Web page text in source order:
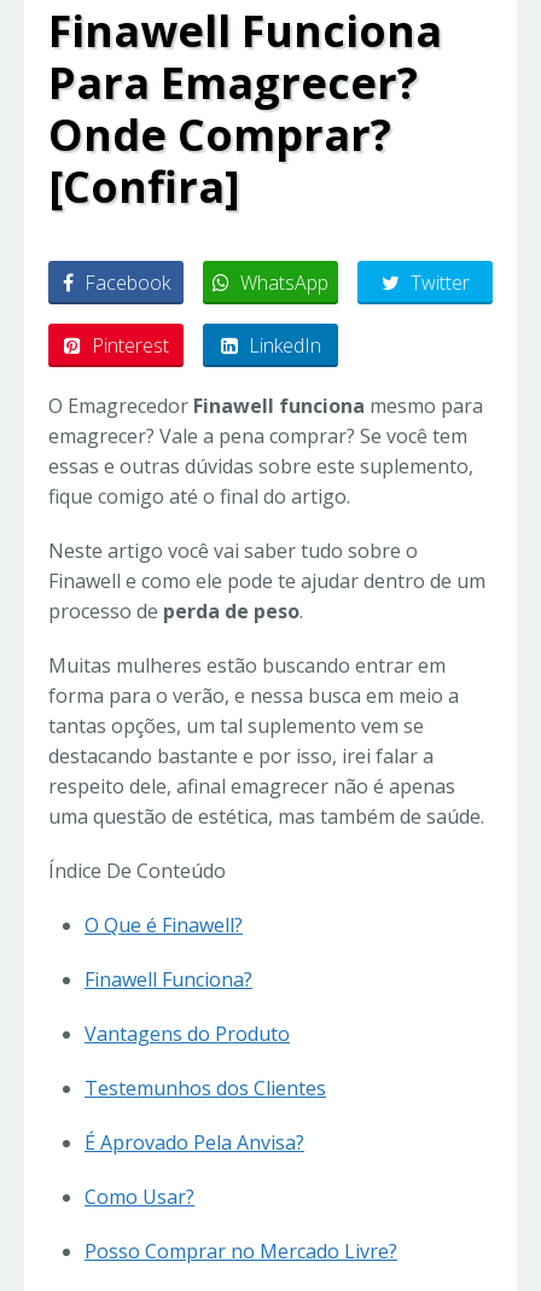
Finawell Funciona
Para Emagrecer?
Onde Comprar?
[Confira]
Facebook WhatsApp Twitter
Pinterest LinkedIn
O Emagrecedor Finawell funciona mesmo para
emagrecer? Vale a pena comprar? Se você tem
essas e outras dúvidas sobre este suplemento,
fique comigo até o final do artigo.
Neste artigo você vai saber tudo sobre o
Finawell e como ele pode te ajudar dentro de um
processo de perda de peso.
Muitas mulheres estão buscando entrar em
forma para o verão, e nessa busca em meio a
tantas opções, um tal suplemento vem se
destacando bastante e por isso, irei falar a
respeito dele, afinal emagrecer não é apenas
uma questão de estética, mas também de saúde.
Índice De Conteúdo
O Que é Finawell?
Finawell Funciona?
Vantagens do Produto
Testemunhos dos Clientes
É Aprovado Pela Anvisa?
Como Usar?
Posso Comprar no Mercado Livre?